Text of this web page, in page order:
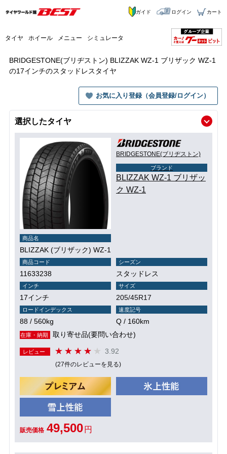
タイヤ ホイール メニュー シミュレータ
ガイド ログイン カート
BRIDGESTONE(ブリヂストン) BLIZZAK WZ-1 ブリザック WZ-1
の17インチのスタッドレスタイヤ
お気に入り登録（会員登録/ログイン）
選択したタイヤ
BRIDGESTONE(ブリヂストン)
ブランド
BLIZZAK WZ-1 ブリザッ
ク WZ-1
商品名
BLIZZAK (ブリザック) WZ-1
商品コード
11633238
シーズン
スタッドレス
インチ
17インチ
サイズ
205/45R17
ロードインデックス
88 / 560kg
速度記号
Q / 160km
在庫・納期 取り寄せ品(要問い合わせ)
レビュー 3.92
(27件のレビューを見る)
販売価格 49,500 円